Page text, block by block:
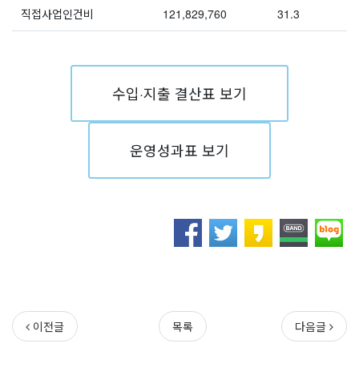
직접사업인건비 121,829,760 31.3
수입·지출 결산표 보기
운영성과표 보기
이전글 목록 다음글